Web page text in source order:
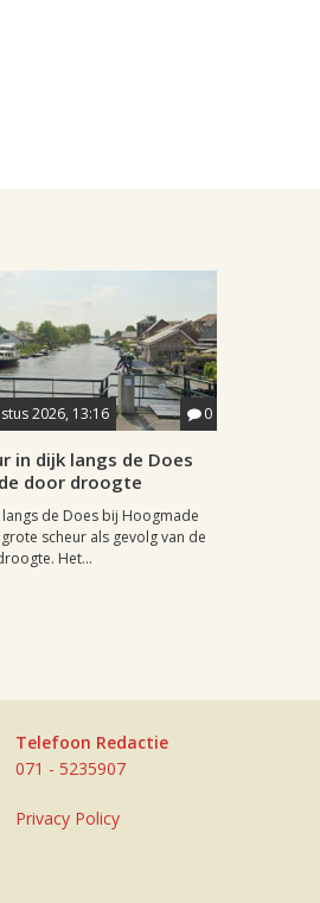
2026, 13:16 0
in dijk langs de Does
door droogte
de Does bij Hoogmade
scheur als gevolg van de
Het...
Telefoon Redactie
071 - 5235907
Privacy Policy